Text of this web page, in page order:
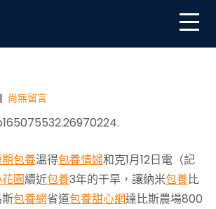
助納米比亞糧食開始分發_中國扶貧
| 尚無留言
包養溫得包養情婦和克1月12日電（記
園續近包養3年的干旱，讓納米包養比
包養網省道包養甜心網達比斯農場800